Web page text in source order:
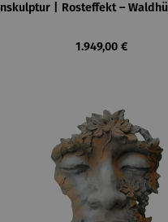
| Rosteffekt –
Regulärer Preis:
1.949,00 €